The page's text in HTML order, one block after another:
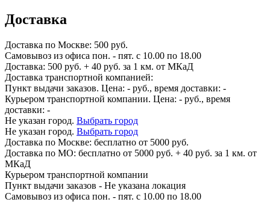
Доставка
Доставка по Москве: 500 руб.
Самовывоз из офиса пон. - пят. с 10.00 по 18.00
Доставка: 500 руб. + 40 руб. за 1 км. от МКаД
Доставка транспортной компанией:
Пункт выдачи заказов. Цена: - руб., время доставки: -
Курьером транспортной компании. Цена: - руб., время
доставки: -
Не указан город. Выбрать город
Не указан город. Выбрать город
Доставка по Москве: бесплатно от 5000 руб.
Доставка по МО: бесплатно от 5000 руб. + 40 руб. за 1 км. от
МКаД
Курьером транспортной компании
Пункт выдачи заказов - Не указана локация
Самовывоз из офиса пон. - пят. с 10.00 по 18.00